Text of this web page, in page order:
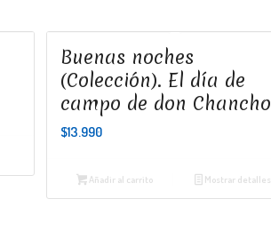
Buenas noches
(Colección). El día de
campo de don Chancho
$13.990
Añadir al carrito Mostrar detalles